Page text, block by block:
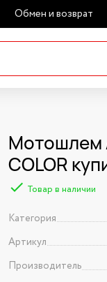
Обмен и возврат
Мотошлем
COLOR
Товар в наличии
Категория
Артикул
Производитель